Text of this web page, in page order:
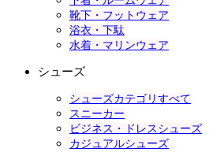
靴下・フットウェア
浴衣・下駄
水着・マリンウェア
シューズ
シューズカテゴリすべて
スニーカー
ビジネス・ドレスシューズ
カジュアルシューズ